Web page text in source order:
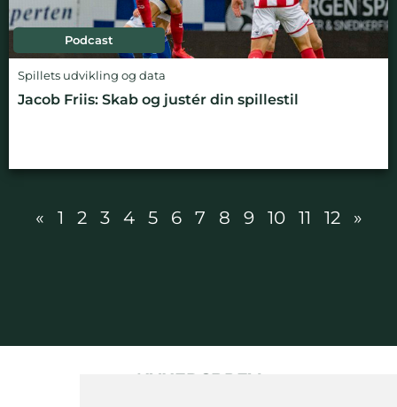
Podcast
Spillets udvikling og data
Jacob Friis: Skab og justér din spillestil
« 1 2 3 4 5 6 7 8 9 10 11 12 »
NYHEDSBREV